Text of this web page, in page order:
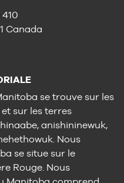
Canada
se trouve sur les
sur les terres
anishininewuk,
Nous
se situe sur le
Rouge. Nous